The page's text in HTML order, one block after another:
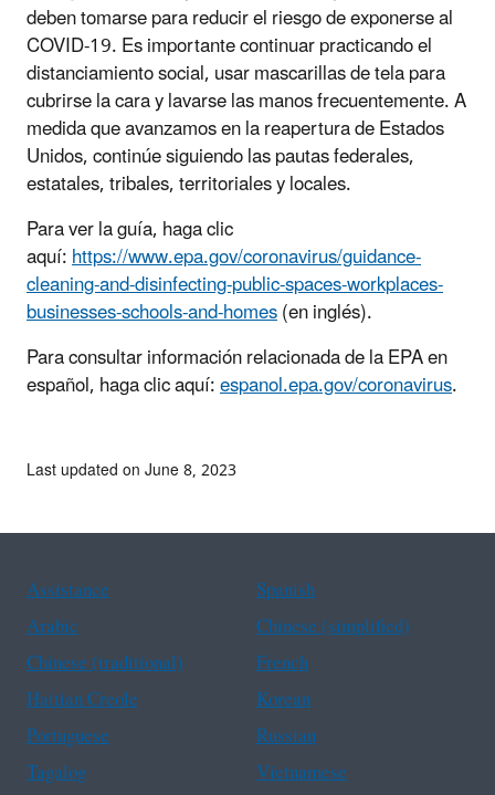
deben tomarse para reducir el riesgo de exponerse al
COVID-19. Es importante continuar practicando el
distanciamiento social, usar mascarillas de tela para
cubrirse la cara y lavarse las manos frecuentemente. A
medida que avanzamos en la reapertura de Estados
Unidos, continúe siguiendo las pautas federales,
estatales, tribales, territoriales y locales.
Para ver la guía, haga clic
aquí:https://www.epa.gov/coronavirus/guidance-
cleaning-and-disinfecting-public-spaces-workplaces-
businesses-schools-and-homes(en inglés).
Para consultar información relacionada de la EPA en
español, haga clic aquí:espanol.epa.gov/coronavirus.
Last updated on June 8, 2023
Assistance
Spanish
Arabic
Chinese (simplified)
Chinese (traditional)
French
Haitian Creole
Korean
Portuguese
Russian
Tagalog
Vietnamese